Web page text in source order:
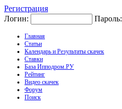
Регистрация
Логин:
Пароль:
Главная
Статьи
Календарь и Результаты скачек
Ставки
База Ипподром.РУ
Рейтинг
Видео скачек
Форум
Поиск